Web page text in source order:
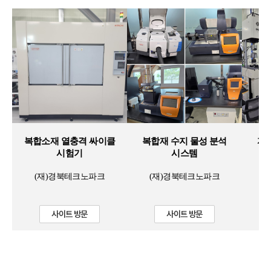
복합소재 열충격 싸이클
시험기
(재)경북테크노파크
사이트 방문
복합재 수지 물성 분석
시스템
(재)경북테크노파크
사이트 방문
자